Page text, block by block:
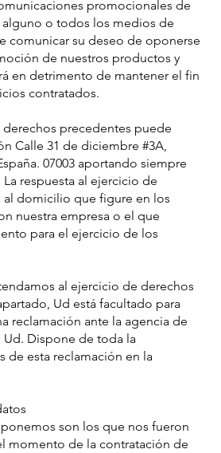
promocionales de
alguno o todos los medios de
comunicar su deseo de oponerse
de nuestros productos y
en detrimento de mantener el fin
contratados.
precedentes puede
Calle 31 de diciembre #3A,
07003 aportando siempre
respuesta al ejercicio de
al domicilio que figure en los
nuestra empresa o el que
para el ejercicio de los
al ejercicio de derechos
Ud está facultado para
reclamación ante la agencia de
Dispone de toda la
de esta reclamación en la
son los que nos fueron
momento de la contratación de